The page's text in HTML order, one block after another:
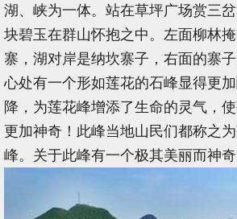
湖、峡为一体。站在草坪广场赏三
块碧玉在群山怀抱之中。左面柳林
寨，湖对岸是纳坎寨子，右面的寨
心处有一个形如莲花的石峰显得更
降，为莲花峰增添了生命的灵气，
更加神奇！此峰当地山民们都称之
峰。关于此峰有一个极其美丽而神奇